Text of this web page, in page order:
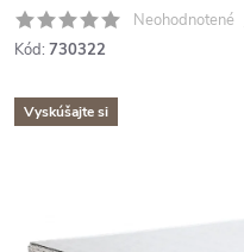
Neohodnotené
Kód: 730322
Vyskúšajte si